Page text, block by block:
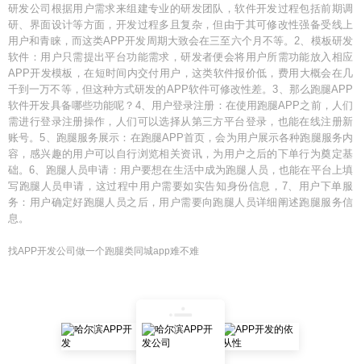
研发公司根据用户需求来组建专业的研发团队，软件开发过程包括前期调
研、界面设计等方面，开发过程多且复杂，但由于其可修改性强备受线上
用户和青睐，而这类APP开发周期大致会在三至六个月不等。2、模板研发
软件：用户只需提出平台功能需求，研发者便会将用户所需功能放入相应
APP开发模板，在短时间内交付用户，这类软件报价低，费用大概会在几
千到一万不等，但这种方式研发的APP软件可修改性差。3、那么跑腿APP
软件开发具备哪些功能呢？4、用户登录注册：在使用跑腿APP之前，人们
需进行登录注册操作，人们可以选择从第三方平台登录，也能在线注册新
账号。5、跑腿服务展示：在跑腿APP首页，会为用户展示各种跑腿服务内
容，感兴趣的用户可以自行浏览相关资讯，为用户之后的下单行为奠定基
础。6、跑腿人员申请：用户要想在生活中成为跑腿人员，也能在平台上填
写跑腿人员申请，这过程中用户需要如实告知身份信息，7、用户下单服
务：用户确定好跑腿人员之后，用户需要向跑腿人员详细阐述跑腿服务信
息。
找APP开发公司做一个跑腿类同城app难不难